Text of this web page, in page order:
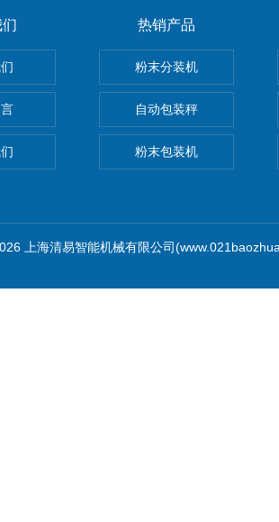
热销产品
粉末分装机
自动包装秤
粉末包装机
上海清易智能机械有限公司